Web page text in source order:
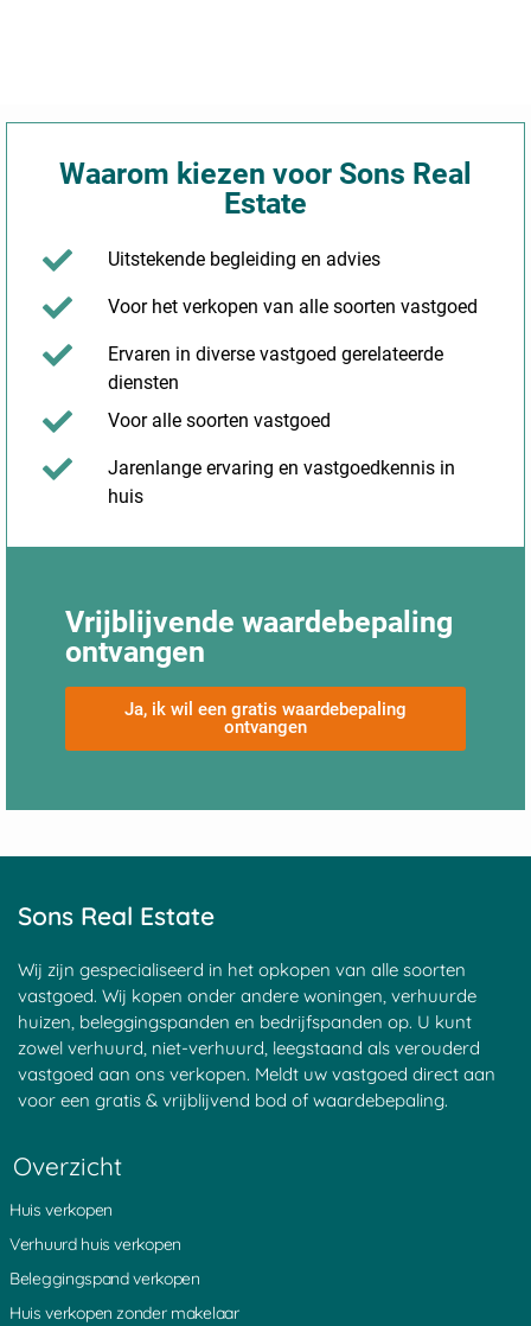
Waarom kiezen voor Sons Real
Estate
Uitstekende begleiding en advies
Voor het verkopen van alle soorten vastgoed
Ervaren in diverse vastgoed gerelateerde
diensten
Voor alle soorten vastgoed
Jarenlange ervaring en vastgoedkennis in
huis
Vrijblijvende waardebepaling
ontvangen
Ja, ik wil een gratis waardebepaling
ontvangen
Sons Real Estate
Wij zijn gespecialiseerd in het opkopen van alle soorten
vastgoed. Wij kopen onder andere woningen, verhuurde
huizen, beleggingspanden en bedrijfspanden op. U kunt
zowel verhuurd, niet-verhuurd, leegstaand als verouderd
vastgoed aan ons verkopen. Meldt uw vastgoed direct aan
voor een gratis & vrijblijvend bod of waardebepaling.
Overzicht
Huis verkopen
Verhuurd huis verkopen
Beleggingspand verkopen
Huis verkopen zonder makelaar